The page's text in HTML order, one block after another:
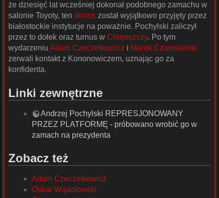
że dziesięć lat wcześniej dokonał podobnego zamachu w
salonie Toyoty, ten donos został wyjątkowo przyjęty przez
białostockie instytucje na poważnie. Pochylski zaliczył
przez to dołek oraz turnus w Choroszczy. Po tym
wydarzeniu Adam Czeczetkowicz i Marek Czarniawski
zerwali kontakt z Kononowiczem, uznając go za
konfidenta.
Linki zewnętrzne
Andrzej Pochylski REPRESJONOWANY
PRZEZ PLATFORMĘ - próbowano wrobić go w
zamach na prezydenta
Zobacz też
Adam Czeczetkowicz
Oskar Wądołowski